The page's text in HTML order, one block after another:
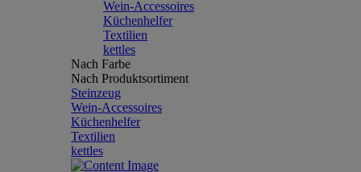
Wein-Accessoires
Küchenhelfer
Textilien
kettles
Nach Farbe
Nach Produktsortiment
Steinzeug
Wein-Accessoires
Küchenhelfer
Textilien
kettles